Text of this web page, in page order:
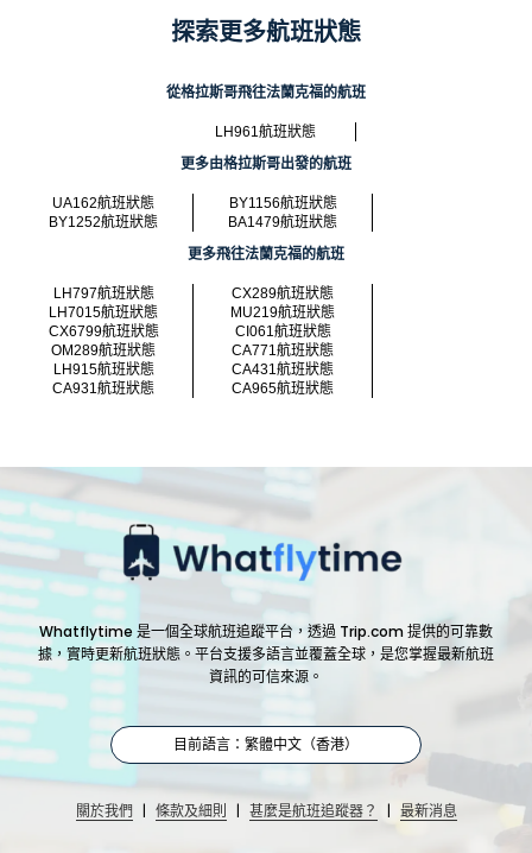
探索更多航班狀態
從格拉斯哥飛往法蘭克福的航班
LH961航班狀態
更多由格拉斯哥出發的航班
UA162航班狀態
BY1156航班狀態
BY1252航班狀態
BA1479航班狀態
更多飛往法蘭克福的航班
LH797航班狀態
CX289航班狀態
LH7015航班狀態
MU219航班狀態
CX6799航班狀態
CI061航班狀態
OM289航班狀態
CA771航班狀態
LH915航班狀態
CA431航班狀態
CA931航班狀態
CA965航班狀態
Whatflytime 是一個全球航班追蹤平台，透過 Trip.com 提供的可靠數
據，實時更新航班狀態。平台支援多語言並覆蓋全球，是您掌握最新航班
資訊的可信來源。
目前語言：繁體中文（香港）
關於我們 | 條款及細則 | 甚麼是航班追蹤器？ | 最新消息